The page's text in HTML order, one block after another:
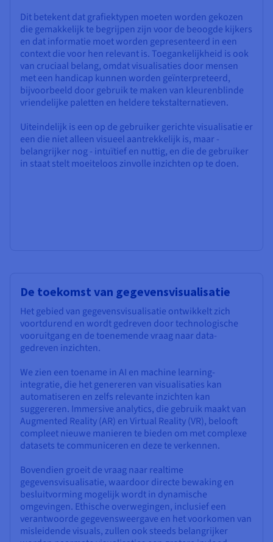
Dit betekent dat grafiektypen moeten worden gekozen
die gemakkelijk te begrijpen zijn voor de beoogde kijkers
en dat informatie moet worden gepresenteerd in een
context die voor hen relevant is. Toegankelijkheid is ook
van cruciaal belang, omdat visualisaties door mensen
met een handicap kunnen worden geïnterpreteerd,
bijvoorbeeld door gebruik te maken van kleurenblinde
vriendelijke paletten en heldere tekstalternatieven.
Uiteindelijk is een op de gebruiker gerichte visualisatie er
een die niet alleen visueel aantrekkelijk is, maar -
belangrijker nog - intuïtief en nuttig, en die de gebruiker
in staat stelt moeiteloos zinvolle inzichten op te doen.
De toekomst van gegevensvisualisatie
Het gebied van gegevensvisualisatie ontwikkelt zich
voortdurend en wordt gedreven door technologische
vooruitgang en de toenemende vraag naar data-
gedreven inzichten.
We zien een toename in AI en machine learning-
integratie, die het genereren van visualisaties kan
automatiseren en zelfs relevante inzichten kan
suggereren. Immersive analytics, die gebruik maakt van
Augmented Reality (AR) en Virtual Reality (VR), belooft
compleet nieuwe manieren te bieden om met complexe
datasets te communiceren en deze te verkennen.
Bovendien groeit de vraag naar realtime
gegevensvisualisatie, waardoor directe bewaking en
besluitvorming mogelijk wordt in dynamische
omgevingen. Ethische overwegingen, inclusief een
verantwoorde gegevensweergave en het voorkomen van
misleidende visuals, zullen ook steeds belangrijker